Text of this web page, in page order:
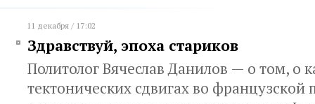
11 декабря / 17:02
Здравствуй, эпоха стариков
Политолог Вячеслав Данилов — о том, о
тектонических сдвигах во французской